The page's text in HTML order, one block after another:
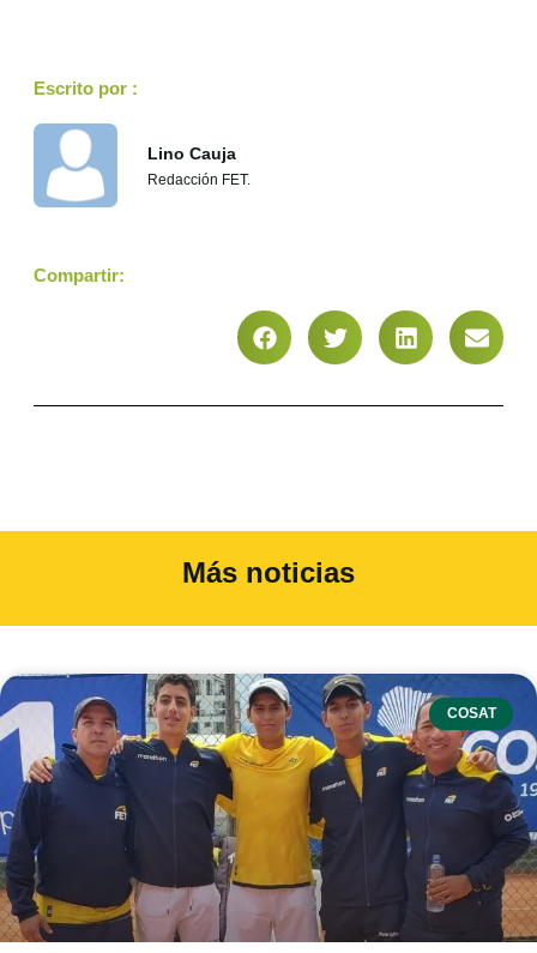
Escrito por :
Lino Cauja
Redacción FET.
Compartir:
Más noticias
COSAT